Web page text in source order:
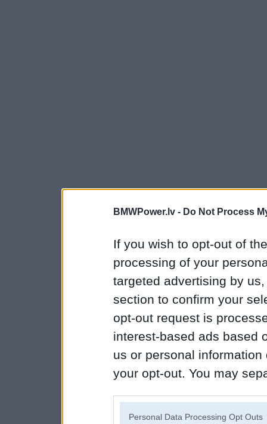
BMWPower.lv - Do Not Process
If you wish to opt-out of
processing of your
targeted advertising by
section to confirm your
opt-out request is
interest-based ads based
us or personal
your opt-out. You may
Personal Data Processing Opt Outs